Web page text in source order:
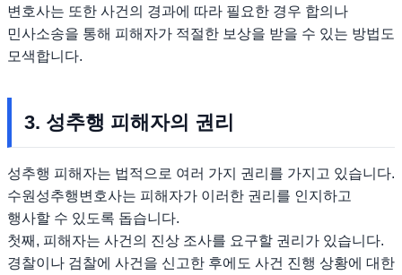
변호사는 또한 사건의 경과에 따라 필요한 경우 합의나
민사소송을 통해 피해자가 적절한 보상을 받을 수 있는 방법도
모색합니다.
3. 성추행 피해자의 권리
성추행 피해자는 법적으로 여러 가지 권리를 가지고 있습니다.
수원성추행변호사는 피해자가 이러한 권리를 인지하고
행사할 수 있도록 돕습니다.
첫째, 피해자는 사건의 진상 조사를 요구할 권리가 있습니다.
경찰이나 검찰에 사건을 신고한 후에도 사건 진행 상황에 대한